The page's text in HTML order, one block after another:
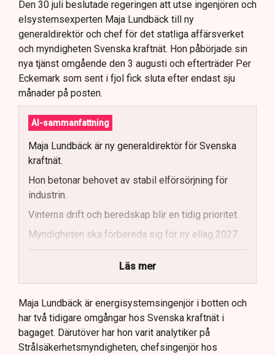
Den 30 juli beslutade regeringen att utse ingenjören och
elsystemsexperten Maja Lundbäck till ny
generaldirektör och chef för det statliga affärsverket
och myndigheten Svenska kraftnät. Hon påbörjade sin
nya tjänst omgående den 3 augusti och efterträder Per
Eckemark som sent i fjol fick sluta efter endast sju
månader på posten.
AI-sammanfattning
Maja Lundbäck är ny generaldirektör för Svenska
kraftnät.
Hon betonar behovet av stabil elförsörjning för
industrin.
Vinterns drift och beredskap blir en tidig prioritet.
Myndigheten ska förbereda sig för ny ellag 2027.
Maja Lundbäck vill se en mer proaktiv
Läs mer
Maja Lundbäck är energisystemsingenjör i botten och
har två tidigare omgångar hos Svenska kraftnät i
bagaget. Därutöver har hon varit analytiker på
Strålsäkerhetsmyndigheten, chefsingenjör hos